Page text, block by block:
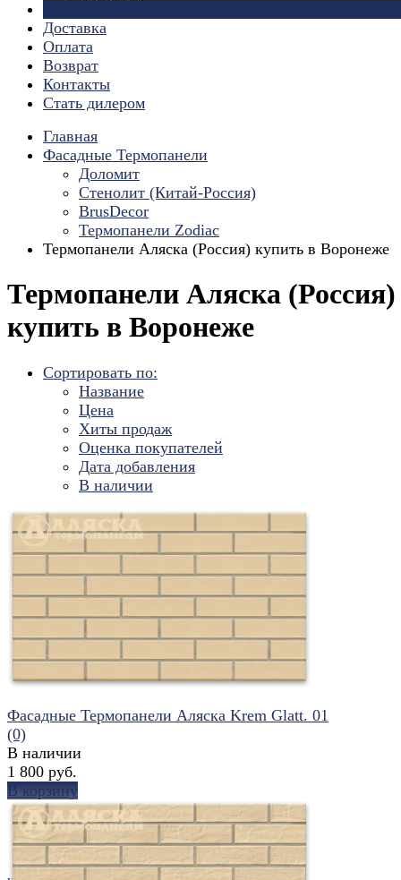
Доставка
Оплата
Возврат
Контакты
Стать дилером
Главная
Фасадные Термопанели
Доломит
Стенолит (Китай-Россия)
BrusDecor
Термопанели Zodiac
Термопанели Аляска (Россия) купить в Воронеже
Термопанели Аляска (Россия)
купить в Воронеже
Сортировать по:
Название
Цена
Хиты продаж
Оценка покупателей
Дата добавления
В наличии
Фасадные Термопанели Аляска Krem Glatt. 01
(0)
В наличии
1 800 руб.
В корзину